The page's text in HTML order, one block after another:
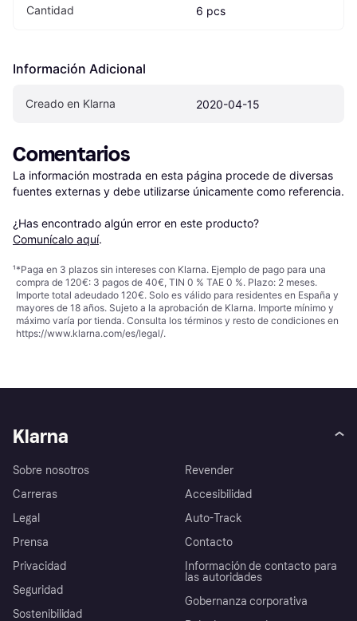
Cantidad 6 pcs
Información Adicional
Creado en Klarna 2020-04-15
Comentarios
La información mostrada en esta página procede de diversas
fuentes externas y debe utilizarse únicamente como referencia.
¿Has encontrado algún error en este producto?
Comunícalo aquí.
¹*Paga en 3 plazos sin intereses con Klarna. Ejemplo de pago para una
compra de 120€: 3 pagos de 40€, TIN 0 % TAE 0 %. Plazo: 2 meses.
Importe total adeudado 120€. Solo es válido para residentes en España y
mayores de 18 años. Sujeto a la aprobación de Klarna. Importe mínimo y
máximo varía por tienda. Consulta los términos y resto de condiciones en
https://www.klarna.com/es/legal/.
Klarna
Sobre nosotros
Carreras
Legal
Prensa
Privacidad
Seguridad
Sostenibilidad
Revender
Accesibilidad
Auto-Track
Contacto
Información de contacto para
las autoridades
Gobernanza corporativa